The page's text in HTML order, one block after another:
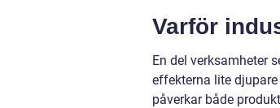
Varför
En del verksamheter
effekterna lite
påverkar både